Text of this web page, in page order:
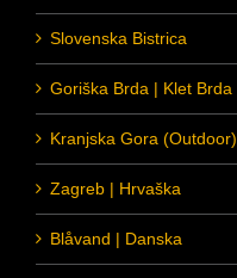
Slovenska Bistrica
Goriška Brda | Klet Brda
Kranjska Gora (Outdoor)
Zagreb | Hrvaška
Blåvand | Danska